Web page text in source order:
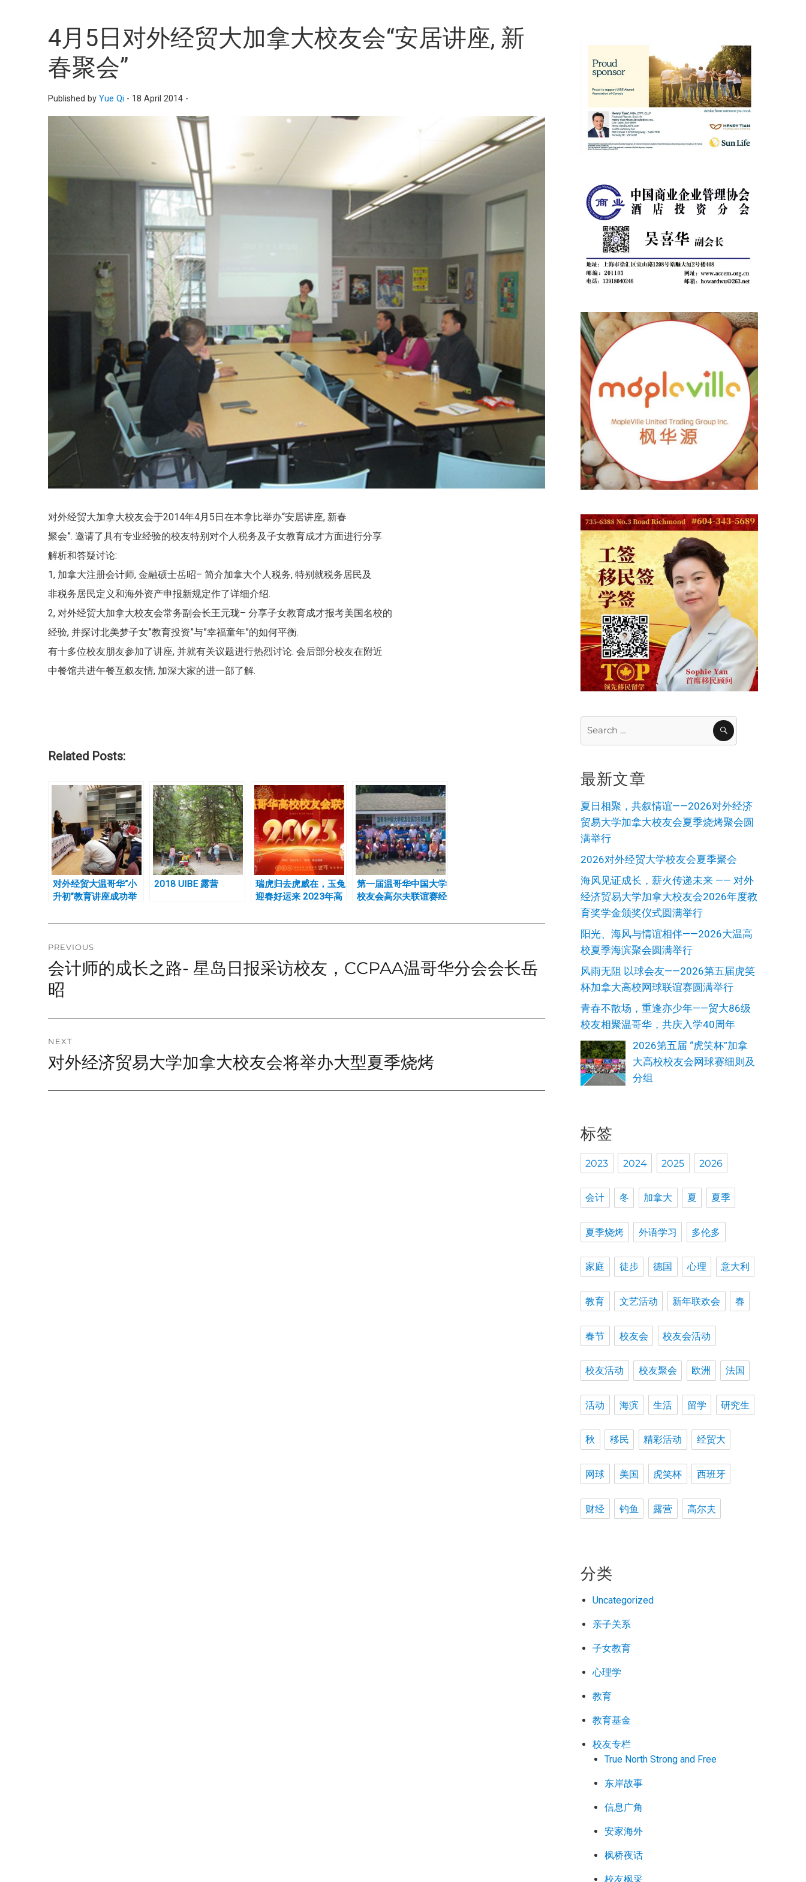
4月5日对外经贸大加拿大校友会“安居讲座, 新
春聚会”
Published byYue Qi - 18 April 2014 -
对外经贸大加拿大校友会于2014年4月5日在本拿比举办“安居讲座, 新春
聚会”. 邀请了具有专业经验的校友特别对个人税务及子女教育成才方面进行分享
解析和答疑讨论:
1, 加拿大注册会计师, 金融硕士岳昭– 简介加拿大个人税务, 特别就税务居民及
非税务居民定义和海外资产申报新规定作了详细介绍.
2, 对外经贸大加拿大校友会常务副会长王元珑– 分享子女教育成才报考美国名校的
经验, 并探讨北美梦子女”教育投资”与”幸福童年”的如何平衡.
有十多位校友朋友参加了讲座, 并就有关议题进行热烈讨论. 会后部分校友在附近
中餐馆共进午餐互叙友情, 加深大家的进一部了解.
Related Posts:
对外经贸大温哥华“小
升初”教育讲座成功举
2018 UIBE 露营
瑞虎归去虎威在，玉兔
迎春好运来 2023年高
第一届温哥华中国大学
校友会高尔夫联谊赛经
军
Post
navigation
PREVIOUS
Previous
post:
会计师的成长之路- 星岛日报采访校友，CCPAA温哥华分会会长岳
昭
NEXT
Next
对外经济贸易大学加拿大校友会将举办大型夏季烧烤
SEARCH
最新文章
夏日相聚，共叙情谊——2026对外经济
贸易大学加拿大校友会夏季烧烤聚会圆
满举行
2026对外经贸大学校友会夏季聚会
海风见证成长，薪火传递未来 —— 对外
经济贸易大学加拿大校友会2026年度教
育奖学金颁奖仪式圆满举行
阳光、海风与情谊相伴——2026大温高
校夏季海滨聚会圆满举行
风雨无阻 以球会友——2026第五届虎笑
杯加拿大高校网球联谊赛圆满举行
青春不散场，重逢亦少年——贸大86级
校友相聚温哥华，共庆入学40周年
2026第五届 “虎笑杯”加拿
大高校校友会网球赛细则及
分组
标签
2023 2024 2025 2026
会计 冬 加拿大 夏 夏季
夏季烧烤 外语学习 多伦多
家庭 徒步 德国 心理 意大利
教育 文艺活动 新年联欢会 春
春节 校友会 校友会活动
校友活动 校友聚会 欧洲 法国
活动 海滨 生活 留学 研究生
秋 移民 精彩活动 经贸大
网球 美国 虎笑杯 西班牙
财经 钓鱼 露营 高尔夫
分类
Uncategorized
亲子关系
子女教育
心理学
教育
教育基金
校友专栏
True North Strong and Free
东岸故事
信息广角
安家海外
枫桥夜话
校友枫采